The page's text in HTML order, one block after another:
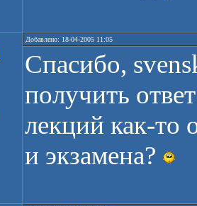
Добавлено: 18-04-2005 11:05
Спасибо,
получить
лекций как-то
и экзамена?